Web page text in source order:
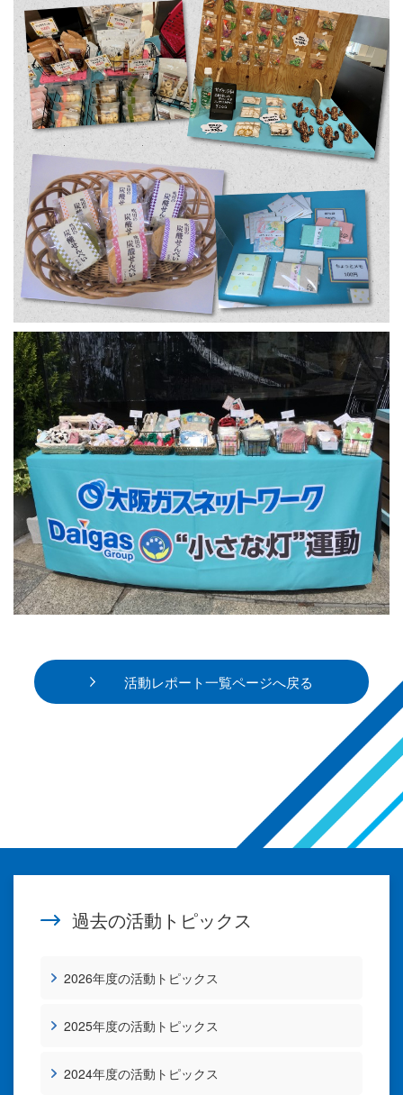
活動レポート一覧ページへ戻る
過去の活動トピックス
2026年度の活動トピックス
2025年度の活動トピックス
2024年度の活動トピックス